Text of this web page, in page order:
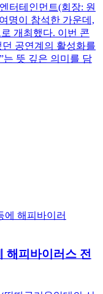
터테인먼트(회장: 원
명이 참석한 가운데,
개최했다. 이번 콘
공연계의 활성화를
는 뜻 깊은 의미를 담
해피바이러스 전